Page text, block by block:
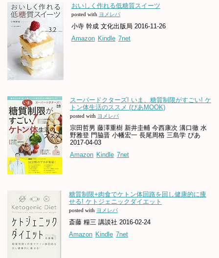
おいしく作れる低糖質スイーツ
posted with ヨメレバ
小寺 幹成 文化出版局 2016-11-26
Amazon Kindle 7net
スーパードクターズ! いま、糖質制限がすごい! ケ
トン体生活のススメ (ぴあMOOK)
posted with ヨメレバ
宗田哲男 藤澤重樹 新井圭輔 今西康次 溝口徹 水
野雅登 門脇晋 小幡宏一 長尾周格 三島学 ぴあ
2017-04-03
Amazon Kindle 7net
糖質制限+肉食でケトン体回路を回し健康的に痩
せる! ケトジェニックダイエット
posted with ヨメレバ
斎藤 糧三 講談社 2016-02-24
Amazon Kindle 7net